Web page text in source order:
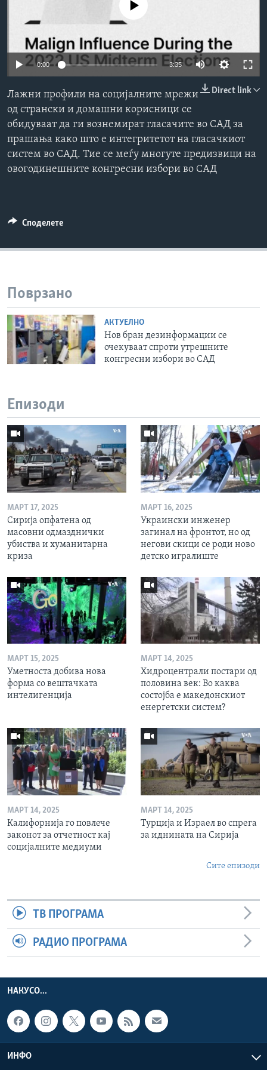
Јазици
No media source currently available
0:00 3:35
Direct link
Лажни профили на социјалните мрежи
од странски и домашни корисници се
обидуваат да ги вознемират гласачите во САД за
прашања како што е интегритетот на гласачкиот
систем во САД. Тие се меѓу многуте предизвици на
овогодинешните конгресни избори во САД
Споделете
Поврзано
АКТУЕЛНО
Нов бран дезинформации се
очекуваат спроти утрешните
конгресни избори во САД
Епизоди
МАРТ 17, 2025
Сирија опфатена од
масовни одмазднички
убиства и хуманитарна
криза
МАРТ 16, 2025
Украински инженер
загинал на фронтот, но од
негови скици се роди ново
детско игралиште
МАРТ 15, 2025
Уметноста добива нова
форма со вештачката
интелигенција
МАРТ 14, 2025
Хидроцентрали постари од
половина век: Во каква
состојба е македонскиот
енергетски систем?
МАРТ 14, 2025
Калифорнија го повлече
законот за отчетност кај
социјалните медиуми
МАРТ 14, 2025
Турција и Израел во спрега
за иднината на Сирија
Сите епизоди
ТВ ПРОГРАМА
РАДИО ПРОГРАМА
НАКУСО...
ИНФО